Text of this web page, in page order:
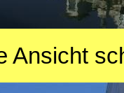
Ansicht